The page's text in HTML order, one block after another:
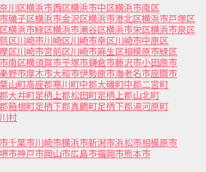
川区横浜市西区横浜市中区横浜市南区
磯子区横浜市金沢区横浜市港北区横浜市戸塚区
横浜市緑区横浜市瀬谷区横浜市栄区横浜市泉区
区川崎市川崎区川崎市幸区川崎市中原区
区川崎市宮前区川崎市麻生区相模原市緑区
南区横須賀市平塚市鎌倉市藤沢市小田原市
秦野市厚木市大和市伊勢原市海老名市座間市
山町高座郡寒川町中郡大磯町中郡二宮町
大井町足柄上郡松田町足柄上郡山北町
箱根町足柄下郡真鶴町足柄下郡湯河原町
村
千葉市川崎市横浜市新潟市浜松市相模原市
堺市神戸市岡山市広島市福岡市熊本市